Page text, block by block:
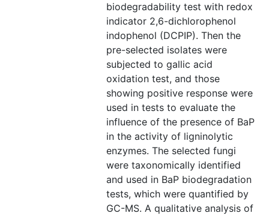
biodegradability test with redox
indicator 2,6-dichlorophenol
indophenol (DCPIP). Then the
pre-selected isolates were
subjected to gallic acid
oxidation test, and those
showing positive response were
used in tests to evaluate the
influence of the presence of BaP
in the activity of ligninolytic
enzymes. The selected fungi
were taxonomically identified
and used in BaP biodegradation
tests, which were quantified by
GC-MS. A qualitative analysis of